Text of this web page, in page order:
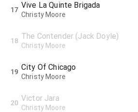
17 Vive La Quinte Brigada
Christy Moore
18 The Contender (Jack Doyle)
Christy Moore
19 City Of Chicago
Christy Moore
20 Victor Jara
Christy Moore